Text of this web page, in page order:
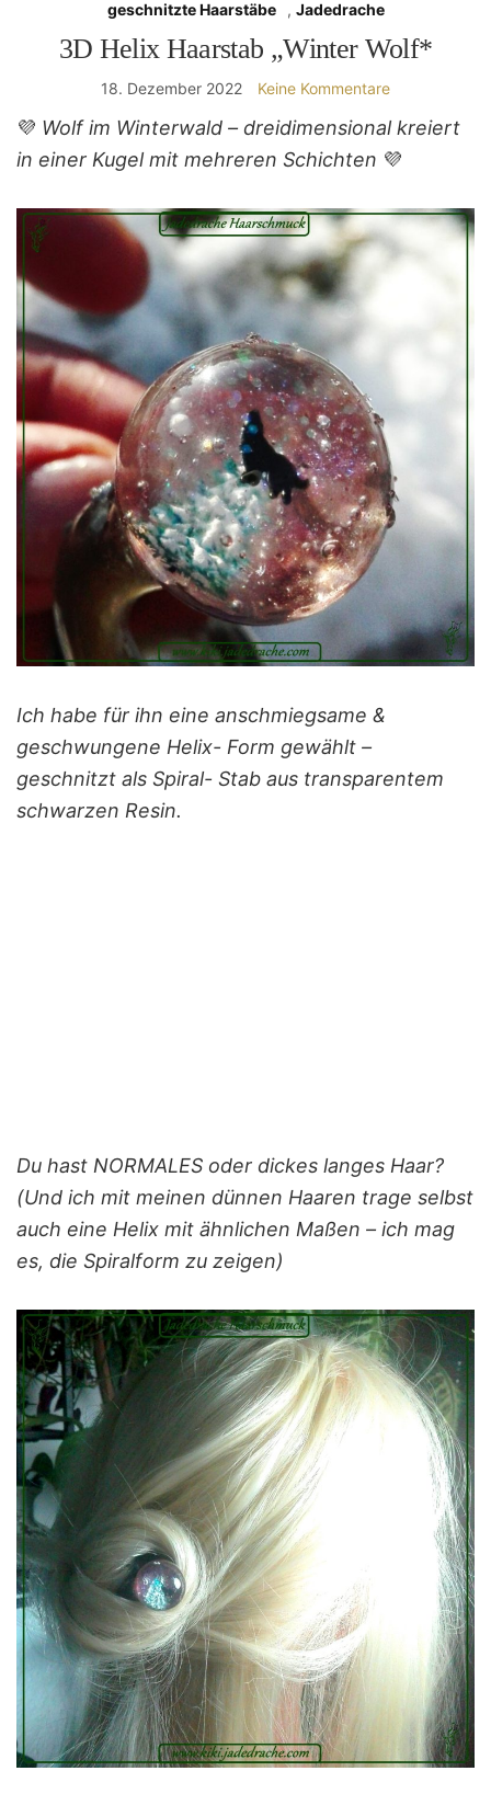
geschnitzte Haarstäbe , Jadedrache
3D Helix Haarstab „Winter Wolf*
18. Dezember 2022 Keine Kommentare
💜 Wolf im Winterwald – dreidimensional kreiert
in einer Kugel mit mehreren Schichten 💜
Ich habe für ihn eine anschmiegsame &
geschwungene Helix- Form gewählt –
geschnitzt als Spiral- Stab aus transparentem
schwarzen Resin.
Du hast NORMALES oder dickes langes Haar?
(Und ich mit meinen dünnen Haaren trage selbst
auch eine Helix mit ähnlichen Maßen – ich mag
es, die Spiralform zu zeigen)